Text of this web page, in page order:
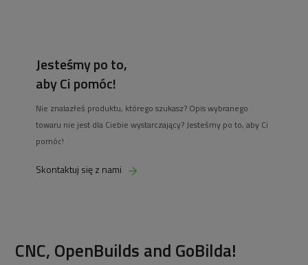
Jesteśmy po to,
aby Ci pomóc!
Nie znalazłeś produktu, którego szukasz? Opis wybranego
towaru nie jest dla Ciebie wystarczający? Jesteśmy po to, aby Ci
pomóc!
Skontaktuj się z nami
CNC, OpenBuilds and GoBilda!